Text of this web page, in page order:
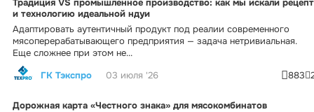
Традиция VS промышленное производство: как мы искали рецепт
и технологию идеальной ндуи
Адаптировать аутентичный продукт под реалии современного
мясоперерабатывающего предприятия — задача нетривиальная.
Еще сложнее при этом не...
ГК Тэкспро
03 июля '26 883
Дорожная карта «Честного знака» для мясокомбинатов